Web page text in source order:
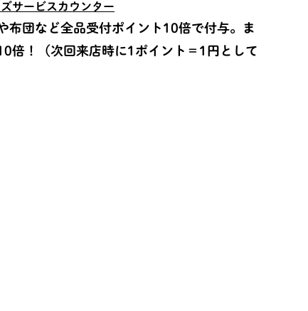
サービスカウンター
布団など全品受付ポイント10倍で付与。ま
倍！（次回来店時に1ポイント＝1円として